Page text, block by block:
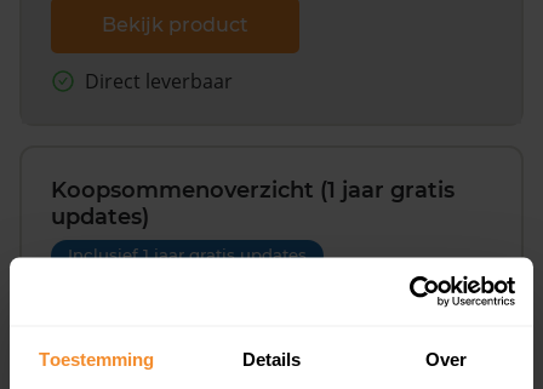
Toestemming Details Over
Bekijk product
Direct leverbaar
Koopsommenoverzicht (1 jaar gratis
updates)
Inclusief 1 jaar gratis updates
Een overzicht van alle verkochte woningen (koopsom
inclusief een jaar lang gratis updates van nieuwe
koopsommen.